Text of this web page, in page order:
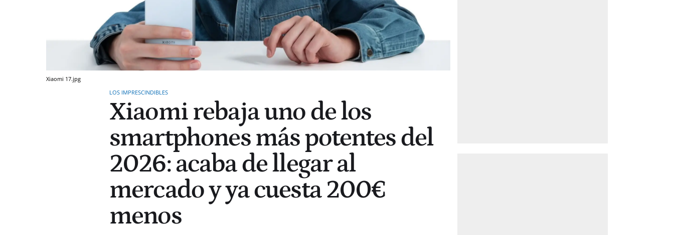
Xiaomi 17.jpg
LOS IMPRESCINDIBLES
Xiaomi rebaja uno de los
smartphones más potentes del
2026: acaba de llegar al
mercado y ya cuesta 200€
menos